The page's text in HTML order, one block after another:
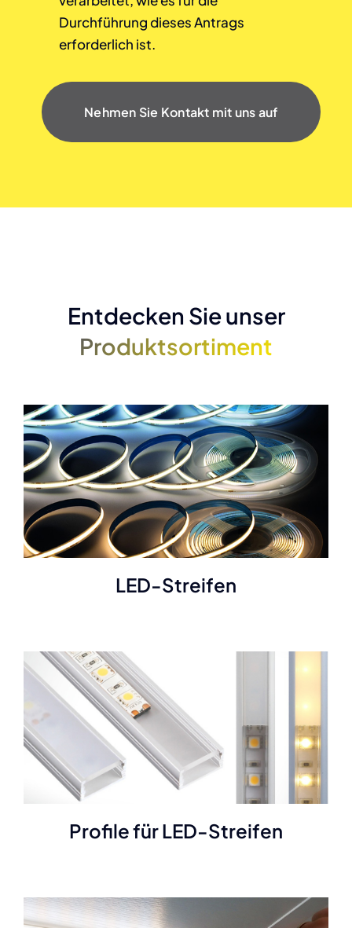
Durchführung dieses Antrags
erforderlich ist.
Nehmen Sie Kontakt mit uns auf
Entdecken Sie unser
Produktsortiment
LED-Streifen
Profile für LED-Streifen